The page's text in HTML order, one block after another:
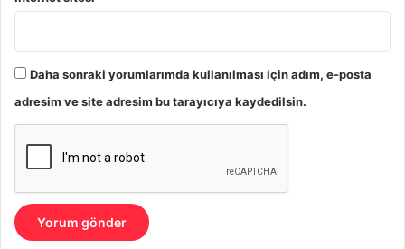
Daha sonraki yorumlarımda kullanılması için adım, e-posta
adresim ve site adresim bu tarayıcıya kaydedilsin.